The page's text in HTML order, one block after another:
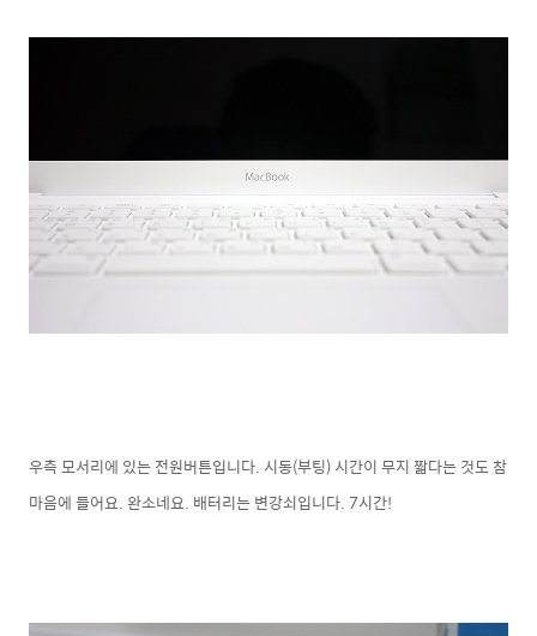
우측 모서리에 있는 전원버튼입니다. 시동(부팅) 시간이 무지 짧다는 것도 참
마음에 들어요. 완소네요. 배터리는 변강쇠입니다. 7시간!